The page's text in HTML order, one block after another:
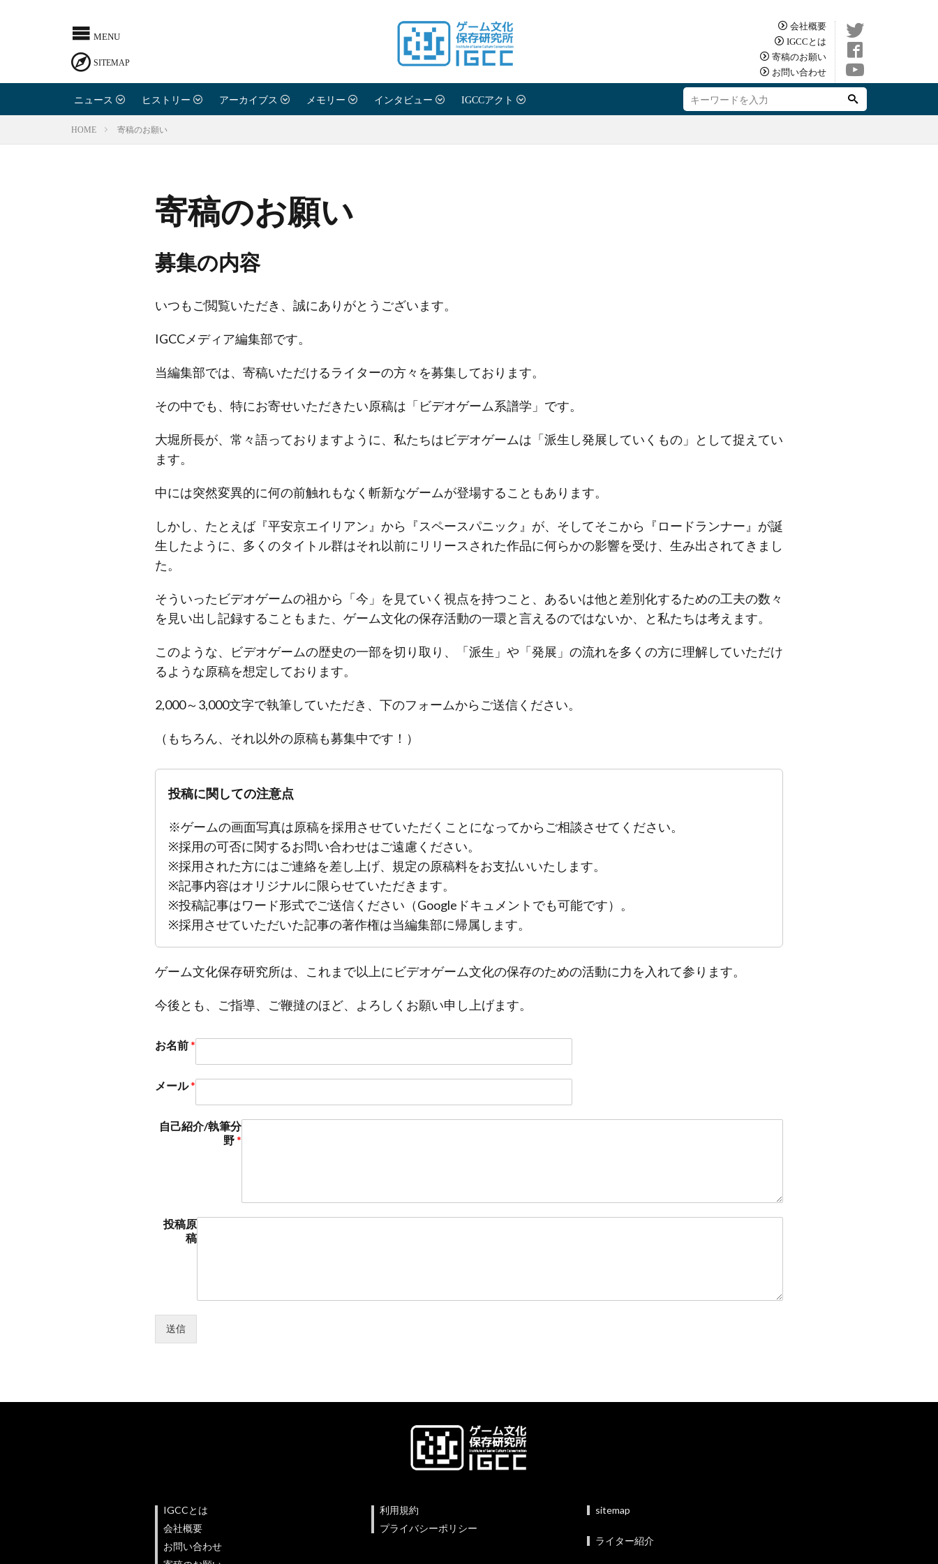
会社概要
IGCCとは
寄稿のお願い
お問い合わせ
ニュース ヒストリー アーカイブス メモリー インタビュー IGCCアクト
HOME 寄稿のお願い
寄稿のお願い
募集の内容
いつもご閲覧いただき、誠にありがとうございます。
IGCCメディア編集部です。
当編集部では、寄稿いただけるライターの方々を募集しております。
その中でも、特にお寄せいただきたい原稿は「ビデオゲーム系譜学」です。
大堀所長が、常々語っておりますように、私たちはビデオゲームは「派生し発展していくもの」として捉えてい
ます。
中には突然変異的に何の前触れもなく斬新なゲームが登場することもあります。
しかし、たとえば『平安京エイリアン』から『スペースパニック』が、そしてそこから『ロードランナー』が誕
生したように、多くのタイトル群はそれ以前にリリースされた作品に何らかの影響を受け、生み出されてきまし
た。
そういったビデオゲームの祖から「今」を見ていく視点を持つこと、あるいは他と差別化するための工夫の数々
を見い出し記録することもまた、ゲーム文化の保存活動の一環と言えるのではないか、と私たちは考えます。
このような、ビデオゲームの歴史の一部を切り取り、「派生」や「発展」の流れを多くの方に理解していただけ
るような原稿を想定しております。
2,000～3,000文字で執筆していただき、下のフォームからご送信ください。
（もちろん、それ以外の原稿も募集中です！）
投稿に関しての注意点
※ゲームの画面写真は原稿を採用させていただくことになってからご相談させてください。
※採用の可否に関するお問い合わせはご遠慮ください。
※採用された方にはご連絡を差し上げ、規定の原稿料をお支払いいたします。
※記事内容はオリジナルに限らせていただきます。
※投稿記事はワード形式でご送信ください（Googleドキュメントでも可能です）。
※採用させていただいた記事の著作権は当編集部に帰属します。
ゲーム文化保存研究所は、これまで以上にビデオゲーム文化の保存のための活動に力を入れて参ります。
今後とも、ご指導、ご鞭撻のほど、よろしくお願い申し上げます。
お名前*
メール*
自己紹介/執筆分
野*
投稿原
稿
送信
IGCCとは
会社概要
お問い合わせ
利用規約
プライバシーポリシー
sitemap
ライター紹介